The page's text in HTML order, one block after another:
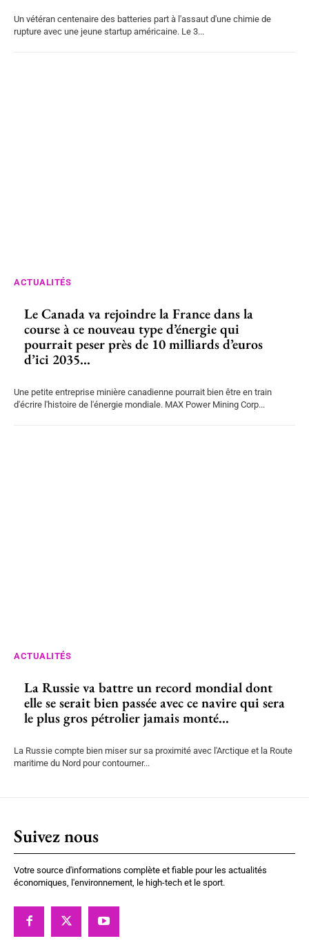
Un vétéran centenaire des batteries part à l'assaut d'une chimie de
rupture avec une jeune startup américaine. Le 3...
ACTUALITÉS
Le Canada va rejoindre la France dans la
course à ce nouveau type d’énergie qui
pourrait peser près de 10 milliards d’euros
d’ici 2035...
Une petite entreprise minière canadienne pourrait bien être en train
d'écrire l'histoire de l'énergie mondiale. MAX Power Mining Corp...
ACTUALITÉS
La Russie va battre un record mondial dont
elle se serait bien passée avec ce navire qui sera
le plus gros pétrolier jamais monté...
La Russie compte bien miser sur sa proximité avec l'Arctique et la Route
maritime du Nord pour contourner...
Suivez nous
Votre source d'informations complète et fiable pour les actualités
économiques, l'environnement, le high-tech et le sport.